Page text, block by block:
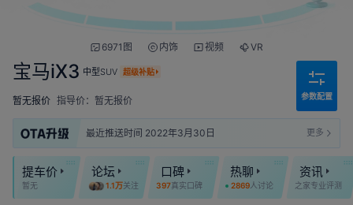
6971图 内饰 视频 VR
宝马iX3 中型SUV 超级补贴
暂无报价 指导价：暂无报价 参数配置
最近推送时间 2022年3月30日 更多
提车价
暂无
论坛
1.1万关注
口碑
397真实口碑
热聊
2869人讨论
资讯
之家专业评测